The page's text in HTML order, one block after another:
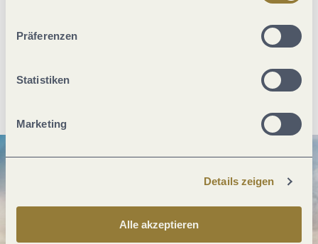
ablehnen" kann es zu Beeinträchtigungen in der Nutzung
Präferenzen
Statistiken
Marketing
Details zeigen
Alle akzeptieren
PDF erzeugen